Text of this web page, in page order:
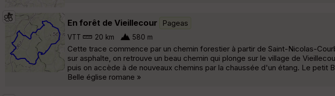
En forêt de Vieillecour Pageas
VTT 20 km 580 m
Cette trace commence par un chemin forestier à partir de Saint-Nicolas-
sur asphalte, on retrouve un beau chemin qui plonge sur le village de
puis on accède à de nouveaux chemins par la chaussée d'un étang. Le petit
Belle église romane »